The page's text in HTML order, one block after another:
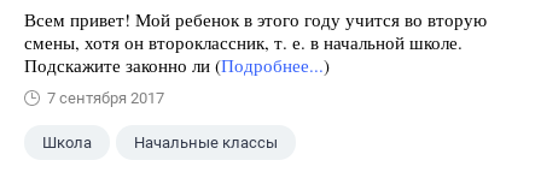
Всем привет! Мой ребенок в этого году учится во вторую
смены, хотя он второклассник, т. е. в начальной школе.
Подскажите законно ли (Подробнее...)
7 сентября 2017
Школа Начальные классы